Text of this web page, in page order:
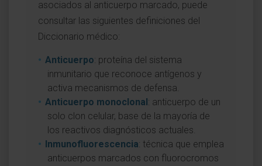
asociados al anticuerpo marcado, puede
consultar las siguientes definiciones del
Diccionario médico:
Anticuerpo: proteína del sistema
inmunitario que reconoce antígenos y
activa mecanismos de defensa.
Anticuerpo monoclonal: anticuerpo de un
solo clon celular, base de la mayoría de
los reactivos diagnósticos actuales.
Inmunofluorescencia: técnica que emplea
anticuerpos marcados con fluorocromos